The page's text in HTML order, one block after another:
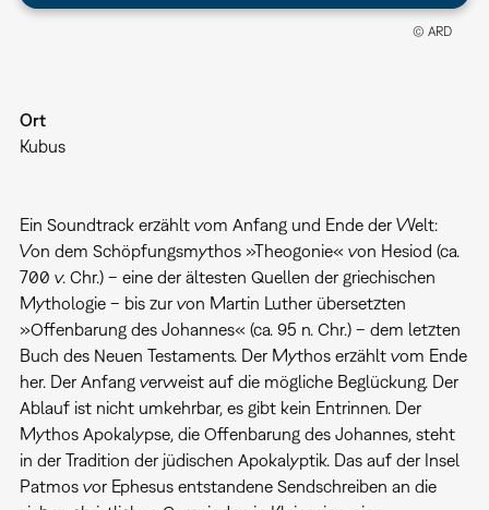
© ARD
Ort
Kubus
Ein Soundtrack erzählt vom Anfang und Ende der Welt:
Von dem Schöpfungsmythos »Theogonie« von Hesiod (ca.
700 v. Chr.) – eine der ältesten Quellen der griechischen
Mythologie – bis zur von Martin Luther übersetzten
»Offenbarung des Johannes« (ca. 95 n. Chr.) – dem letzten
Buch des Neuen Testaments. Der Mythos erzählt vom Ende
her. Der Anfang verweist auf die mögliche Beglückung. Der
Ablauf ist nicht umkehrbar, es gibt kein Entrinnen. Der
Mythos Apokalypse, die Offenbarung des Johannes, steht
in der Tradition der jüdischen Apokalyptik. Das auf der Insel
Patmos vor Ephesus entstandene Sendschreiben an die